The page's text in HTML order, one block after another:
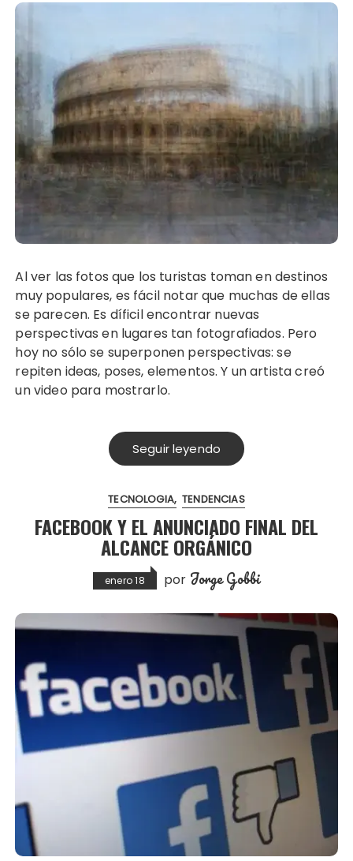
Al ver las fotos que los turistas toman en destinos
muy populares, es fácil notar que muchas de ellas
se parecen. Es díficil encontrar nuevas
perspectivas en lugares tan fotografiados. Pero
hoy no sólo se superponen perspectivas: se
repiten ideas, poses, elementos. Y un artista creó
un video para mostrarlo.
Seguir leyendo
TECNOLOGIA TENDENCIAS
FACEBOOK Y EL ANUNCIADO FINAL DEL
ALCANCE ORGÁNICO
enero 18 por Jorge Gobbi